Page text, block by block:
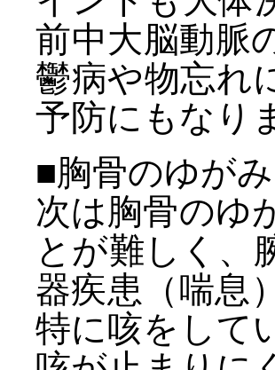
前中大脳動脈
鬱病や物忘れ
予防にもなり
■胸骨のゆがみ
次は胸骨のゆ
とが難しく、
器疾患（喘息
特に咳をして